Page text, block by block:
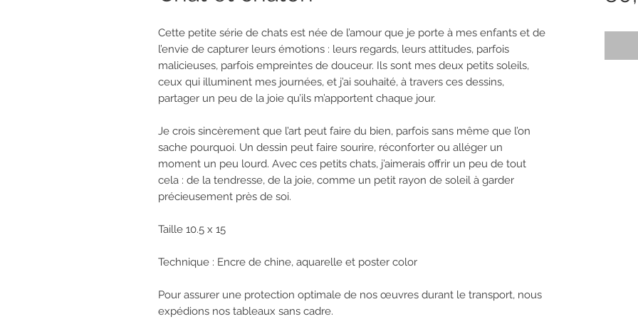
Cette petite série de chats est née de l’amour que je porte à mes enfants et de
l’envie de capturer leurs émotions : leurs regards, leurs attitudes, parfois
malicieuses, parfois empreintes de douceur. Ils sont mes deux petits soleils,
ceux qui illuminent mes journées, et j’ai souhaité, à travers ces dessins,
partager un peu de la joie qu’ils m’apportent chaque jour.
Je crois sincèrement que l’art peut faire du bien, parfois sans même que l’on
sache pourquoi. Un dessin peut faire sourire, réconforter ou alléger un
moment un peu lourd. Avec ces petits chats, j’aimerais offrir un peu de tout
cela : de la tendresse, de la joie, comme un petit rayon de soleil à garder
précieusement près de soi.
Taille 10.5 x 15
Technique : Encre de chine, aquarelle et poster color
Pour assurer une protection optimale de nos œuvres durant le transport, nous
expédions nos tableaux sans cadre.